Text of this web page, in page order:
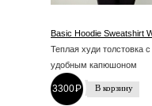
Basic Hoodie Sweatshirt
Теплая худи толстовка с
удобным капюшоном
3300P
-